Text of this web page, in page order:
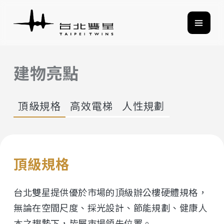
建物亮點
頂級規格 高效電梯 人性規劃
頂級規格
台北雙星提供優於市場的頂級辦公樓硬體規格，
無論在空間尺度、採光設計、節能規劃、健康人